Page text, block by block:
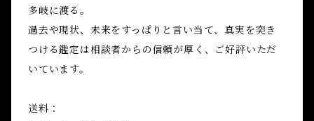
多岐に渡る。
過去や現状、未来をすっぱりと言い当て、真実を突き
つける鑑定は相談者からの信頼が厚く、ご好評いただ
いています。
送料：